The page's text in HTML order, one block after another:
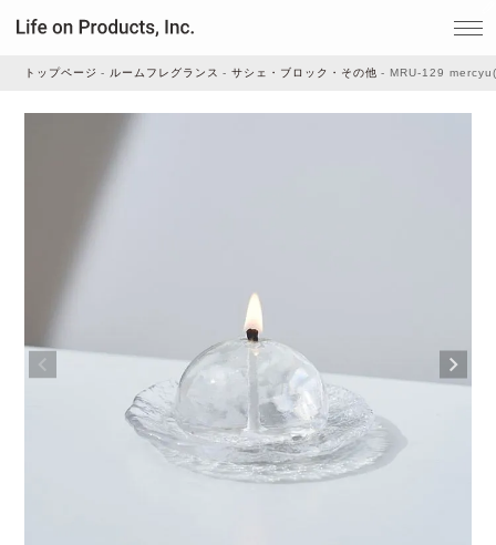
ビューティー
デジタル雑貨
トップページ ルームフレグランス サシェ・ブロック・その他 MRU-129